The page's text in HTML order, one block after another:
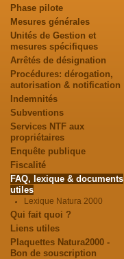
Phase pilote
Mesures générales
Unités de Gestion et
mesures spécifiques
Arrêtés de désignation
Procédures: dérogation,
autorisation & notification
Indemnités
Subventions
Services NTF aux
propriétaires
Enquête publique
Fiscalité
FAQ, lexique & documents
utiles
Lexique Natura 2000
Qui fait quoi ?
Liens utiles
Plaquettes Natura2000 -
Bon de souscription